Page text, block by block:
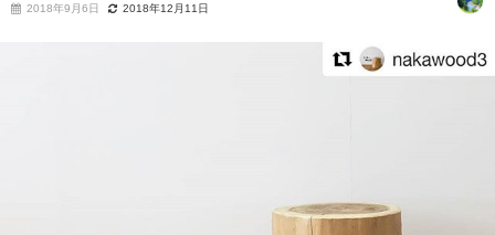
2018年9月6日 2018年12月11日